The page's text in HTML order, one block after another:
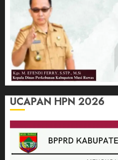
UCAPAN HPN 2026